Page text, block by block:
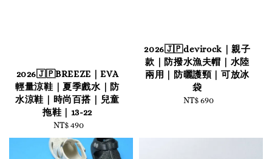
2026🇯🇵BREEZE｜EVA
輕量涼鞋｜夏季戲水｜防
水涼鞋｜時尚百搭｜兒童
拖鞋｜13-22
Regular
price
NT$ 490
2026🇯🇵devirock｜親子
款｜防撥水漁夫帽｜水陸
兩用｜防曬護頸｜可放冰
袋
Regular
NT$ 690